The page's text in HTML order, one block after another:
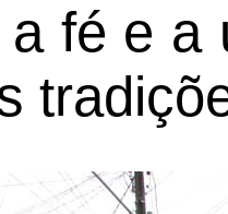
fé e a